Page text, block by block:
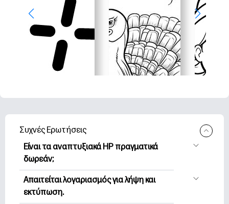
Συχνές Ερωτήσεις
Είναι τα αναπτυξιακά HP πραγματικά
δωρεάν;
Η HP Printables προσφέρει 2,500+
δωρεάν εκτυπώσιμα για λήψη και
Απαιτείται λογαριασμός για λήψη και
εκτύπωση.